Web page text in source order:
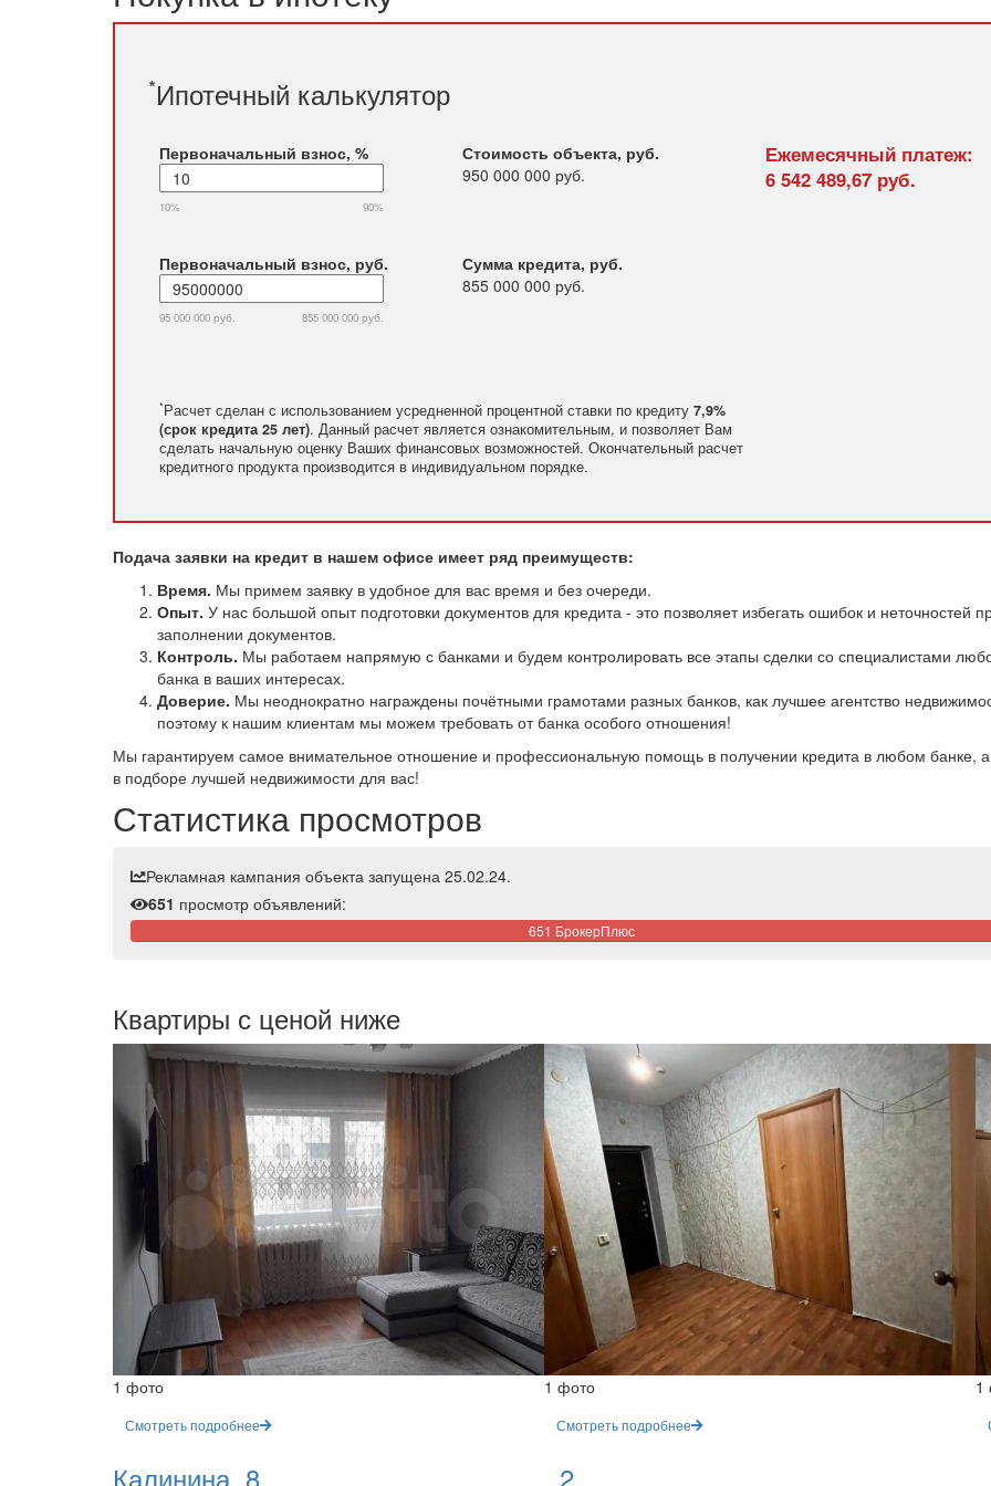
*Ипотечный калькулятор
Первоначальный взнос, %
10% 90%
Первоначальный взнос, руб.
95 000 000 руб. 855 000 000 руб.
Стоимость объекта, руб.
950 000 000 руб.
Сумма кредита, руб.
855 000 000 руб.
Ежемесячный платеж:
6 542 489,67 руб.
*Расчет сделан с использованием усредненной процентной ставки по кредиту 7,9%
(срок кредита 25 лет). Данный расчет является ознакомительным, и позволяет Вам
сделать начальную оценку Ваших финансовых возможностей. Окончательный расчет
кредитного продукта производится в индивидуальном порядке.
Подача заявки на кредит в нашем офисе имеет ряд преимуществ:
Время. Мы примем заявку в удобное для вас время и без очереди.
Опыт. У нас большой опыт подготовки документов для кредита - это позволяет избегать ошибок и неточностей
заполнении документов.
Контроль. Мы работаем напрямую с банками и будем контролировать все этапы сделки со специалистами
банка в ваших интересах.
Доверие. Мы неоднократно награждены почётными грамотами разных банков, как лучшее агентство
поэтому к нашим клиентам мы можем требовать от банка особого отношения!
Мы гарантируем самое внимательное отношение и профессиональную помощь в получении кредита в любом банке,
в подборе лучшей недвижимости для вас!
Статистика просмотров
Рекламная кампания объекта запущена 25.02.24.
651 просмотр объявлений:
651 БрокерПлюс
Квартиры с ценой ниже
1 фото
Смотреть подробнее
Калинина, 8
1 фото
Смотреть подробнее
, 2
1